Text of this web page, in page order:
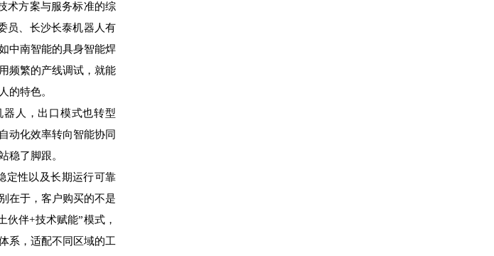
方案与服务标准的综
员、长沙长泰机器人有
中南智能的具身智能焊
频繁的产线调试，就能
的特色。
人，出口模式也转型
动化效率转向智能协同
稳了脚跟。
性以及长期运行可靠
在于，客户购买的不是
伴+技术赋能”模式，
系，适配不同区域的工